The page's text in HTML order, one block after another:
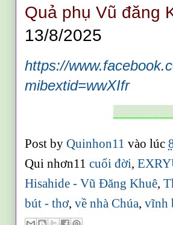
Quả phụ Vũ đăng
13/8/2025
https://
mibextid=wwXIfr
Post byQuinhon11vào lúc
Qui nhơn11cuối đời,
Hisahide - Vũ Đăng Khuê,
bút - thơ,về nhà Chúa,vĩnh